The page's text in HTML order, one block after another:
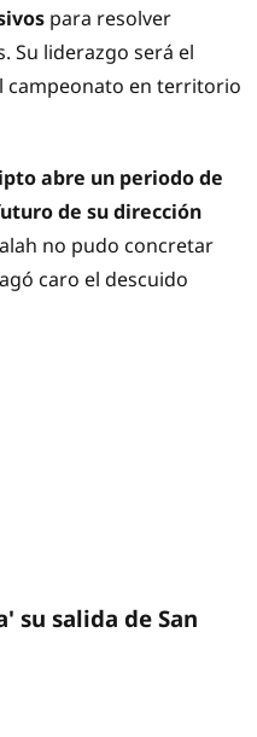
para resolver
Su liderazgo será el
campeonato en territorio
abre un periodo de
de su dirección
no pudo concretar
caro el descuido
su salida de San